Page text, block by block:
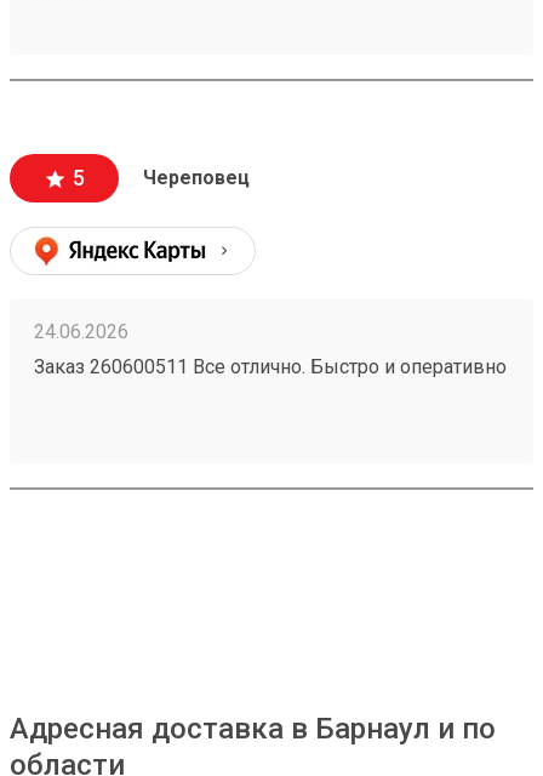
5 Череповец
24.06.2026
Заказ 260600511 Все отлично. Быстро и оперативно
Адресная доставка в Барнаул и по
области